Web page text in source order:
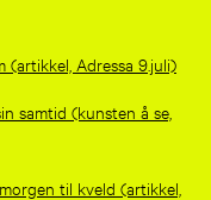
Adressa 9.juli)
samtid (kunsten å se,
til kveld (artikkel,